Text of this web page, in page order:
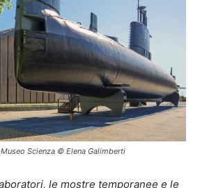
Scienza © Elena Galimberti
le mostre temporanee e le